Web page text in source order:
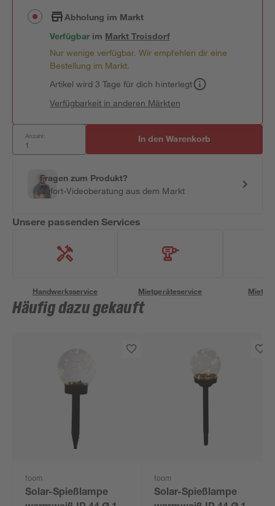
Abholung im Markt
Verfügbar im MarktTroisdorf
Nur wenige verfügbar. Wir empfehlen dir eine
Bestellung im Markt.
Artikel wird 3 Tage für dich hinterlegt
Verfügbarkeit in anderen Märkten
Anzahl: In den Warenkorb
Fragen zum Produkt?
Sofort-Videoberatung aus dem Markt
Unsere passenden Services
Handwerksservice Mietgeräteservice
Häufig dazu gekauft
toom
Solar-Spießlampe
toom
Solar-Spießlampe